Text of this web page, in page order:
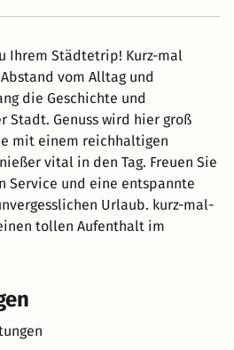
Ihrem Städtetrip! Kurz-mal
vom Alltag und
die Geschichte und
Stadt. Genuss wird hier groß
mit einem reichhaltigen
vital in den Tag. Freuen Sie
Service und eine entspannte
Urlaub. kurz-mal-
tollen Aufenthalt im